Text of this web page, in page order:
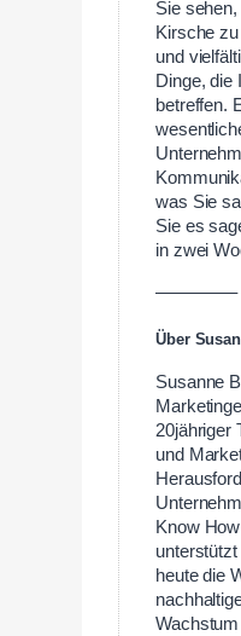
Sie
Kirsche
und
Dinge, die
betreffen.
was Sie
Sie es
in zwei
————–
Über
Susanne
20jähriger
und
Know
heute die